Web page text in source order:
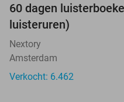
60 dagen
luisteruren)
Nextory
Amsterdam
Verkocht: 6.462